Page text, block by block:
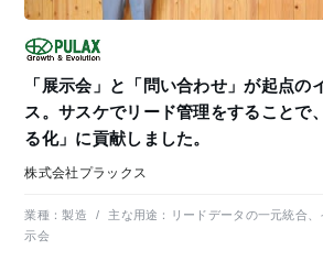
「展示会」と「問い合わせ」が起点の
ス。サスケでリード管理をすることで
る化」に貢献しました。
株式会社プラックス
業種：製造 / 主な用途：
リードデータの一元統合
示会